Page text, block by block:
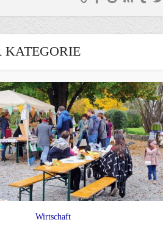
KATEGORIE
Wirtschaft